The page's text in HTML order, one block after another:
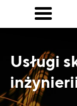
Usługi